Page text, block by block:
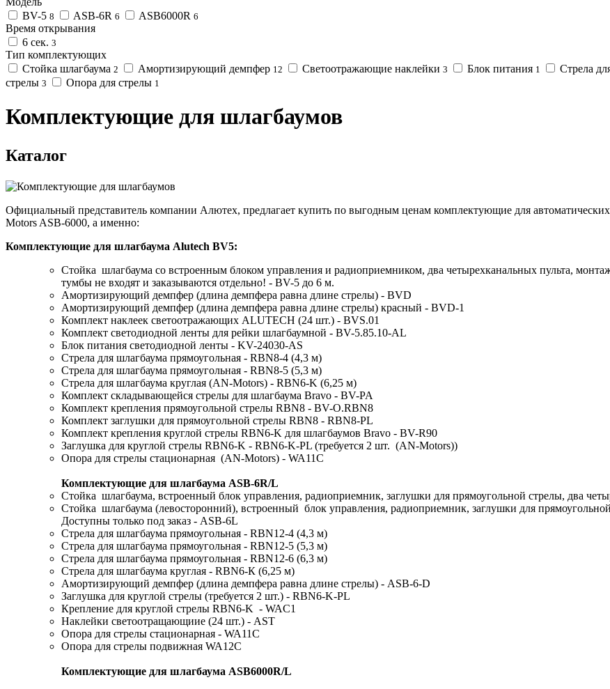
BV-5 8 ASB-6R 6 ASB6000R 6
Время открывания
6 сек. 3
Тип комплектующих
Стойка шлагбаума 2 Амортизирующий демпфер 12 Светоотражающие наклейки 3 Блок питания 1 Стрела
стрелы 3 Опора для стрелы 1
Комплектующие для шлагбаумов
Каталог
Официальный представитель компании Алютех, предлагает купить по выгодным ценам комплектующие для
Motors ASB-6000, а именно:
Комплектующие для шлагбаума Alutech BV5:
Стойка шлагбаума со встроенным блоком управления и радиоприемником, два четырехканальных пульта,
тумбы не входят и заказываются отдельно! - BV-5 до 6 м.
Амортизирующий демпфер (длина демпфера равна длине стрелы) - BVD
Амортизирующий демпфер (длина демпфера равна длине стрелы) красный - BVD-1
Комплект наклеек светоотражающих ALUTECH (24 шт.) - BVS.01
Комплект светодиодной ленты для рейки шлагбаумной - BV-5.85.10-AL
Блок питания светодиодной ленты - KV-24030-AS
Стрела для шлагбаума прямоугольная - RBN8-4 (4,3 м)
Стрела для шлагбаума прямоугольная - RBN8-5 (5,3 м)
Стрела для шлагбаума круглая (AN-Motors) - RBN6-K (6,25 м)
Комплект складывающейся стрелы для шлагбаума Bravo - BV-PA
Комплект крепления прямоугольной стрелы RBN8 - BV-O.RBN8
Комплект заглушки для прямоугольной стрелы RBN8 - RBN8-PL
Комплект крепления круглой стрелы RBN6-K для шлагбаумов Bravo - BV-R90
Заглушка для круглой стрелы RBN6-K - RBN6-K-PL (требуется 2 шт. (AN-Motors))
Опора для стрелы стационарная (AN-Motors) - WA11C
Комплектующие для шлагбаума ASB-6R/L
Стойка шлагбаума, встроенный блок управления, радиоприемник, заглушки для прямоугольной стрелы, два
Стойка шлагбаума (левосторонний), встроенный блок управления, радиоприемник, заглушки для
Доступны только под заказ - ASB-6L
Стрела для шлагбаума прямоугольная - RBN12-4 (4,3 м)
Стрела для шлагбаума прямоугольная - RBN12-5 (5,3 м)
Стрела для шлагбаума прямоугольная - RBN12-6 (6,3 м)
Стрела для шлагбаума круглая - RBN6-К (6,25 м)
Амортизирующий демпфер (длина демпфера равна длине стрелы) - ASB-6-D
Заглушка для круглой стрелы (требуется 2 шт.) - RBN6-K-PL
Крепление для круглой стрелы RBN6-K - WAC1
Наклейки светоотращающиие (24 шт.) - AST
Опора для стрелы стационарная - WA11C
Опора для стрелы подвижная WA12C
Комплектующие для шлагбаума ASB6000R/L